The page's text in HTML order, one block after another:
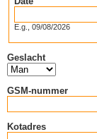
E.g., 09/08/2026
Geslacht
GSM-nummer
Kotadres